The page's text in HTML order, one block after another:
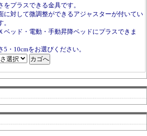
をプラスできる金具です。
に対して微調整ができるアジャスターが付いてい
。
ベッド・電動・手動昇降ベッドにプラスできま
5・10cmをお選びください。